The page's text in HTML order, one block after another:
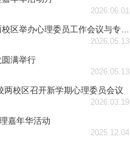
2026.06.01
2026.05.13
满举行
2026.05.13
校区召开新学期心理委员会议
2026.03.19
嘉年华活动
2025.12.04